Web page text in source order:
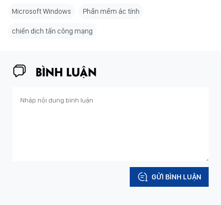
Microsoft Windows Phần mềm ác tính
chiến dịch tấn công mạng
BÌNH LUẬN
GỬI BÌNH LUẬN